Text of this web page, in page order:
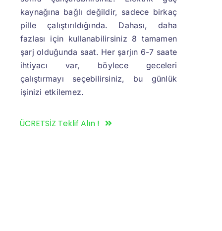
kaynağına bağlı değildir, sadece birkaç
pille çalıştırıldığında. Dahası, daha
fazlası için kullanabilirsiniz 8 tamamen
şarj olduğunda saat. Her şarjın 6-7 saate
ihtiyacı var, böylece geceleri
çalıştırmayı seçebilirsiniz, bu günlük
işinizi etkilemez.
ÜCRETSİZ Teklif Alın !